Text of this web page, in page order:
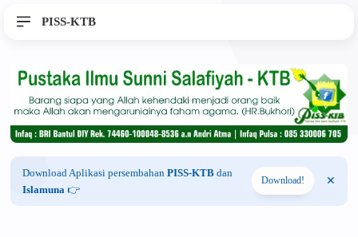
PISS-KTB
Download Aplikasi persembahan PISS-KTB dan
Islamuna 👉
Download!